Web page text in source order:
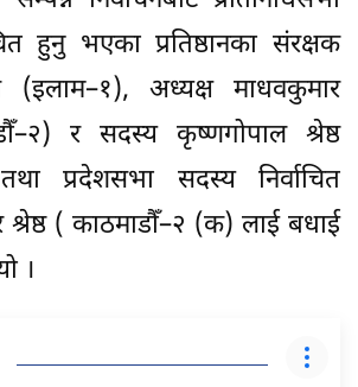
हुनु भएका प्रतिष्ठानका संरक्षक
अध्यक्ष माधवकुमार
र सदस्य कृष्णगोपाल श्रेष्ठ
प्रदेशसभा सदस्य निर्वाचित
( काठमाडौँ–२ (क) लाई बधाई
।